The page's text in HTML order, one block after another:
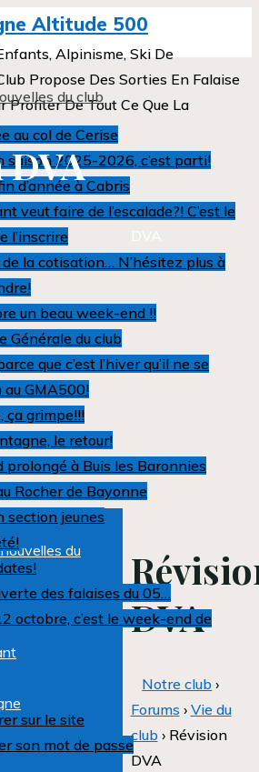
Altitude 500
Alpinisme, Ski De
Propose Des Sorties En Falaise
Profiter De Tout Ce Que La
du club
au col de Cerise
saison 2025-2026, c’est parti!
d’année à Cabris
veut faire de l’escalade?! C’est le
l’inscrire
la cotisation… N’hésitez plus à
un beau week-end !!
Générale du club
que c’est l’hiver qu’il ne se
au GMA500!
ça grimpe!!!
le retour!
prolongé à Buis les Baronnies
Rocher de Bayonne
section jeunes
des falaises du 05…
octobre, c’est le week-end de
sur le site
son mot de passe
DVA
Accueil
Sujet Révision
DVA
Notre club ›
Forums › Vie du
club › Révision
DVA
du